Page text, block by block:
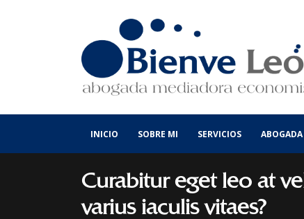
INICIO SOBRE MI SERVICIOS ABOGADA
Curabitur eget leo at
varius iaculis vitaes?